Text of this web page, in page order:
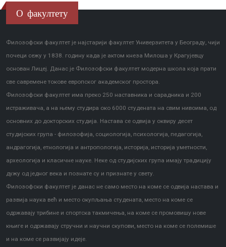
О факултету
Филозофски факултет је најстарији факултет Универзитета у Београду, чији
почеци сежу у 1838. годину када је актом кнеза Милоша у Крагујевцу
основан Лицеј. Данас је Филозофски факултет модерна школа која прати
све савремене токове европског академског простора.
Филозофски факултет има преко 250 наставника и сарадника и 200
истраживача, а на њему студира око 6000 студената на свим нивоима, од
основних до докторских студија. Настава се одвија у оквиру десет
студијских група - филозофија, социологија, психологија, педагогија,
андрагогија, етнологија и антропологија, историја, историја уметности,
археологија и класичне науке. Неке од студијских група имају традицију
дужу од једног века и познате су и признате у свету.
Филозофски факултет је данас не само место на коме се одвија настава и
развија наука већ и место окупљања студената, место на коме се
одржавају трибине и спортска такмичења, на коме се промовишу нове
књиге и одржавају стручни и научни скупови, место на коме се полемише
и на коме се развијају идеје.